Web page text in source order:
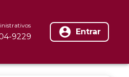
9229 Entrar